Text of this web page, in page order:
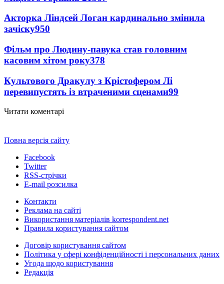
Акторка Ліндсей Логан кардинально змінила
зачіску950
Фільм про Людину-павука став головним
касовим хітом року378
Культового Дракулу з Крістофером Лі
перевипустять із втраченими сценами99
Читати коментарі
Повна версія сайту
Facebook
Twitter
RSS-стрічки
E-mail розсилка
Контакти
Реклама на сайті
Використання матеріалів korrespondent.net
Правила користування сайтом
Договір користування сайтом
Політика у сфері конфіденційності і персональних даних
Угода щодо користування
Редакція